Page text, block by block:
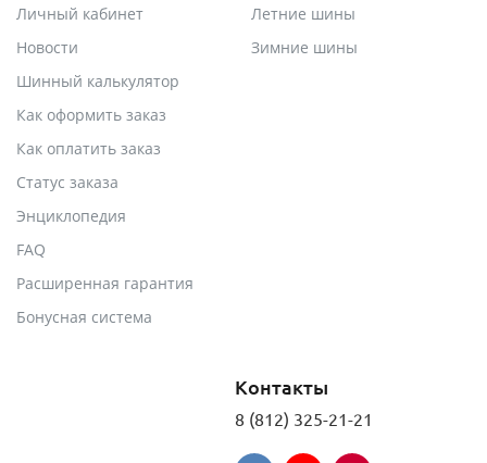
Личный кабинет
Новости
Шинный калькулятор
Как оформить заказ
Как оплатить заказ
Статус заказа
Энциклопедия
FAQ
Расширенная гарантия
Бонусная система
Летние шины
Зимние шины
Контакты
8 (812) 325-21-21